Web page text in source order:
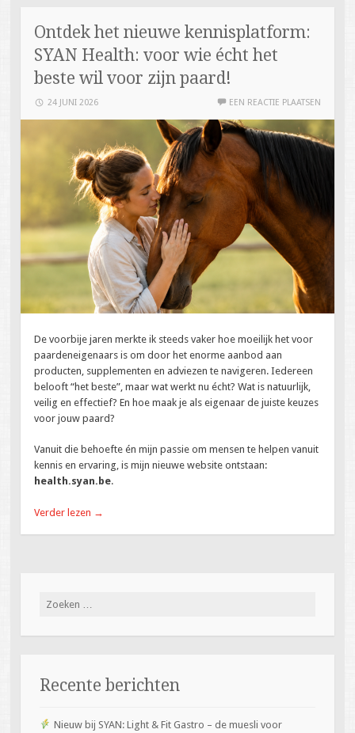
Ontdek het nieuwe kennisplatform:
SYAN Health: voor wie écht het
beste wil voor zijn paard!
24 JUNI 2026 EEN REACTIE PLAATSEN
De voorbije jaren merkte ik steeds vaker hoe moeilijk het voor
paardeneigenaars is om door het enorme aanbod aan
producten, supplementen en adviezen te navigeren. Iedereen
belooft “het beste”, maar wat werkt nu écht? Wat is natuurlijk,
veilig en effectief? En hoe maak je als eigenaar de juiste keuzes
voor jouw paard?
Vanuit die behoefte én mijn passie om mensen te helpen vanuit
kennis en ervaring, is mijn nieuwe website ontstaan:
health.syan.be.
Verder lezen →
Zoeken
Recente berichten
Nieuw bij SYAN: Light & Fit Gastro – de muesli voor